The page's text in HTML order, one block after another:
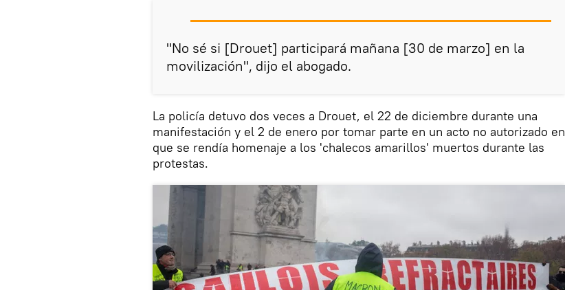
"No sé si [Drouet] participará mañana [30 de marzo] en la
movilización", dijo el abogado.
La policía detuvo dos veces a Drouet, el 22 de diciembre durante una
manifestación y el 2 de enero por tomar parte en un acto no autorizado en
que se rendía homenaje a los 'chalecos amarillos' muertos durante las
protestas.